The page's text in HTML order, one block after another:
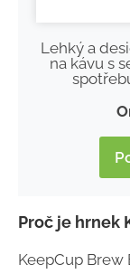
Lehký a
na kávu s
Proč je hrnek
KeepCup Brew